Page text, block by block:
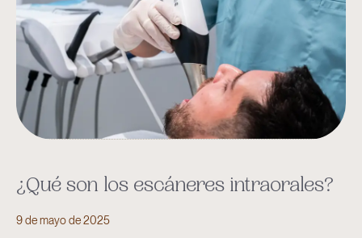
¿Qué son los escáneres intraorales?
9 de mayo de 2025